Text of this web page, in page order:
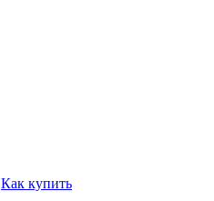
Как купить